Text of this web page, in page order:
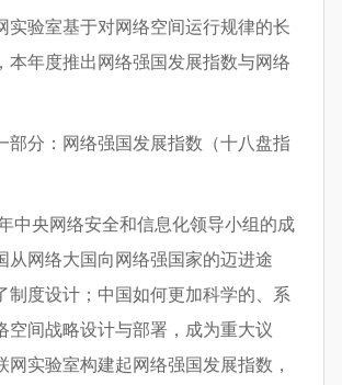
验室基于对网络空间运行规律的长
本年度推出网络强国发展指数与网络
分：网络强国发展指数（十八盘指
央网络安全和信息化领导小组的成
从网络大国向网络强国家的迈进途
制度设计；中国如何更加科学的、系
空间战略设计与部署，成为重大议
网实验室构建起网络强国发展指数，